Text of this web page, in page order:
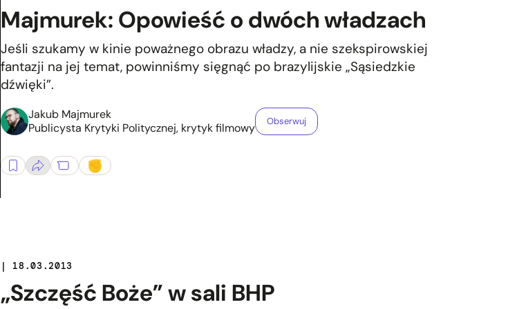
Majmurek: Opowieść o dwóch władzach
Jeśli szukamy w kinie poważnego obrazu władzy, a nie szekspirowskiej
fantazji na jej temat, powinniśmy sięgnąć po brazylijskie „Sąsiedzkie
dźwięki”.
Jakub Majmurek
Publicysta Krytyki Politycznej, krytyk filmowy
Obserwuj
| 18.03.2013
„Szczęść Boże” w sali BHP